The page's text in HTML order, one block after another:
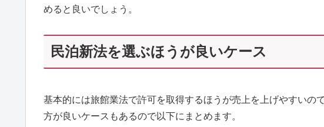
めると良いでしょう。
民泊新法を選ぶほうが良いケース
基本的には旅館業法で許可を取得するほうが売上を上げやすいの
方が良いケースもあるので以下にまとめます。